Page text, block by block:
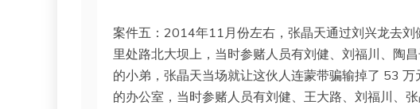
案件五：2014年11月份左右，张晶天通过刘兴龙去
里处路北大坝上，当时参赌人员有刘健、刘福川、陶
的小弟，张晶天当场就让这伙人连蒙带骗输掉了 53
的办公室，当时参赌人员有刘健、王大路、刘福川、